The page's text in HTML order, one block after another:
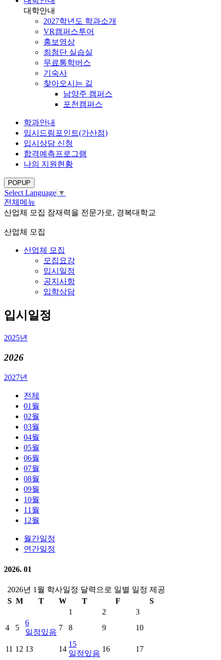
대학안내
2027학년도 학과소개
VR캠퍼스투어
홍보영상
최첨단 실습실
무료통학버스
기숙사
찾아오시는 길
남양주 캠퍼스
포천캠퍼스
학과안내
입시드림포인트(가산점)
입시상담 신청
합격예측프로그램
나의 지원현황
POPUP
Select Language ▼
전체메뉴
산업체 모집 잠재력을 전문가로, 경복대학교
산업체 모집
산업체 모집
모집요강
입시일정
공지사항
입학상담
입시일정
2025년
2026
2027년
전체
01월
02월
03월
04월
05월
06월
07월
08월
09월
10월
11월
12월
월간일정
연간일정
2026. 01
2026년 1월 학사일정 달력으로 일별 일정 제공
S M T W T F
S
1
2
3
4
5
6
일정있음
7 8 9 10
11 12 13 14
15
일정있음
16 17